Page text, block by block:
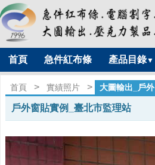
首頁 急件紅布條 產品目錄▼
首頁 > 實績照片 > 大圖輸出_戶外
戶外窗貼實例_臺北市監理站